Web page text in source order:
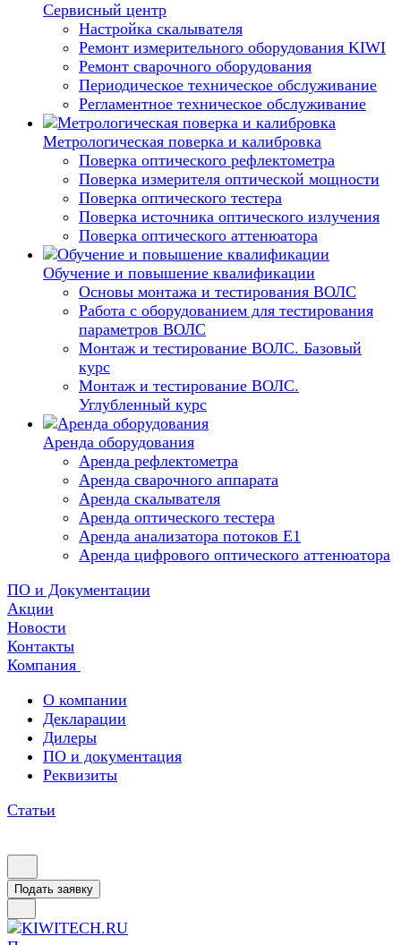
Сервисный центр
Настройка скалывателя
Ремонт измерительного оборудования KIWI
Ремонт сварочного оборудования
Периодическое техническое обслуживание
Регламентное техническое обслуживание
Метрологическая поверка и калибровка
Поверка оптического рефлектометра
Поверка измерителя оптической мощности
Поверка оптического тестера
Поверка источника оптического излучения
Поверка оптического аттенюатора
Обучение и повышение квалификации
Основы монтажа и тестирования ВОЛС
Работа с оборудованием для тестирования
параметров ВОЛС
Монтаж и тестирование ВОЛС. Базовый
курс
Монтаж и тестирование ВОЛС.
Углубленный курс
Аренда оборудования
Аренда рефлектометра
Аренда сварочного аппарата
Аренда скалывателя
Аренда оптического тестера
Аренда анализатора потоков Е1
Аренда цифрового оптического аттенюатора
ПО и Документации
Акции
Новости
Контакты
Компания
О компании
Декларации
Дилеры
ПО и документация
Реквизиты
Статьи
Подать заявку